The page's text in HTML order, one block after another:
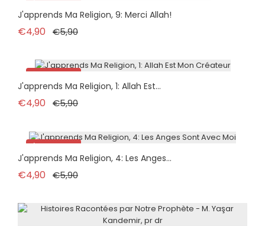
İndirimde!
J'apprends Ma Religion, 9: Merci Allah!
€4,90 Normal fiyat
€5,90Fiyat
İndirimde!
J'apprends Ma Religion, 1: Allah Est...
€4,90 Normal fiyat
€5,90Fiyat
İndirimde!
J'apprends Ma Religion, 4: Les Anges...
€4,90 Normal fiyat
€5,90Fiyat